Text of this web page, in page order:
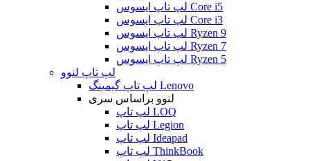
لپ تاپ ایسوس Core i5
لپ تاپ ایسوس Core i3
لپ تاپ ایسوس Ryzen 9
لپ تاپ ایسوس Ryzen 7
لپ تاپ ایسوس Ryzen 5
لپ تاپ لنوو
لپ تاپ گیمینگ Lenovo
لنوو براساس سری
لپ تاپ LOQ
لپ تاپ Legion
لپ تاپ Ideapad
لپ تاپ ThinkBook